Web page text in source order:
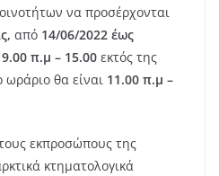
να προσέρχονται
από 14/06/2022 έως
9.00 π.μ – 15.00 εκτός της
θα είναι 11.00 π.μ –
εκπροσώπους της
κτηματολογικά